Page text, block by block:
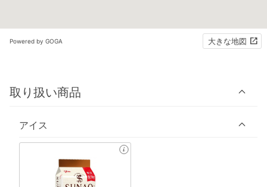
Powered by GOGA 大きな地図
取り扱い商品
アイス